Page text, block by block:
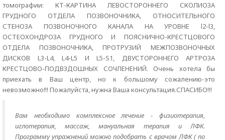
томографии: КТ-КАРТИНА ЛЕВОСТОРОННЕГО СКОЛИОЗА
ГРУДНОГО ОТДЕЛА ПОЗВОНОЧНИКА, ОТНОСИТЕЛЬНОГО
СТЕНОЗА ПОЗВОНОЧНОГО КАНАЛА НА УРОВНЕ l2-l3,
ОСТЕОХОНДРОЗА ГРУДНОГО И ПОЯСНИЧНО-КРЕСТЦОВОГО
ОТДЕЛА ПОЗВОНОЧНИКА, ПРОТРУЗИЙ МЕЖПОЗВОНОЧНЫХ
ДИСКОВ L3-L4, L4-L5 И L5-S1, ДВУСТОРОННЕГО АРТРОЗА
КРЕСТЦОВО-ПОДВЗДОШНЫХ СОЧЛЕНЕНИЙ. Очень хотела бы
приехать в Ваш центр, но к большому сожалению-это
невозможно!!! Пожалуйста, нужна Ваша консультация.СПАСИБО!!!
Вам необходимо комплексное лечение - физиотерапия,
иглотерапия, массаж, мануальная терапия и ЛФК.
Программу упражнений можно подобрать с врачом ЛФК ( по